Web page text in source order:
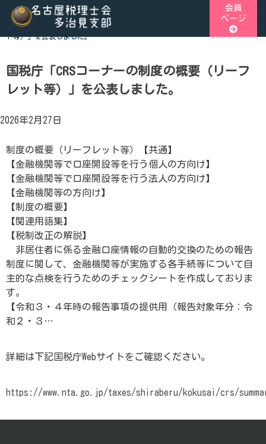
Skip
content
可児郡御嵩町の4市1町が所属する税理士会です。地域の皆様
添う税務の専門家として、税務支援や研修会、租税教育など
ております。税の無料相談会も実施しております。お気軽に
会員
ページ
ホーム> 税関連トピックス>国税庁「CRSコーナーの制度の概要（リーフレッ
ト等）」を公表しました。
国税庁「CRSコーナーの制度の概要（リーフ
レット等）」を公表しました。
2026年2月27日
制度の概要（リーフレット等）【共通】
【金融機関等で口座開設等を行う個人の方向け】
【金融機関等で口座開設等を行う法人の方向け】
【金融機関等の方向け】
【制度の概要】
【関連用語集】
【税制改正の解説】
非居住者に係る金融口座情報の自動的交換のための報告
制度に関して、金融機関等が実施する各手続等について自
主的な点検を行うためのチェックシートを作成しておりま
す。
【令和３・４年時の報告事項の提供用（報告対象年分：令
和２・３…
詳細は下記国税庁Webサイトをご確認ください。
https://www.nta.go.jp/taxes/shiraberu/kokusai/crs/